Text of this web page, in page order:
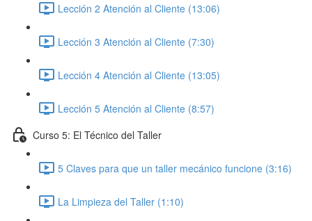
Lección 2 Atención al Cliente (13:06)
Lección 3 Atención al Cliente (7:30)
Lección 4 Atención al Cliente (13:05)
Lección 5 Atención al Cliente (8:57)
Curso 5: El Técnico del Taller
5 Claves para que un taller mecánico funcione (3:16)
La Limpieza del Taller (1:10)